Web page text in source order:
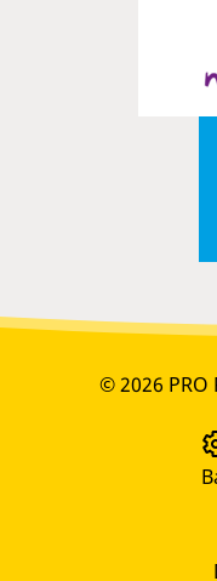
© 2026 PRO